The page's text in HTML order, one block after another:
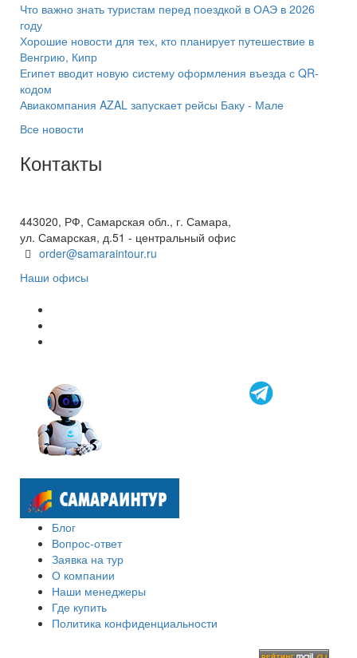
Что важно знать туристам перед поездкой в ОАЭ в 2026
году
Хорошие новости для тех, кто планирует путешествие в
Венгрию, Кипр
Египет вводит новую систему оформления въезда с QR-
кодом
Авиакомпания AZAL запускает рейсы Баку - Мале
Все новости
Контакты
443020, РФ, Самарская обл., г. Самара,
ул. Самарская, д.51 - центральный офис
order@samaraintour.ru
Наши офисы
Блог
Вопрос-ответ
Заявка на тур
О компании
Наши менеджеры
Где купить
Политика конфиденциальности